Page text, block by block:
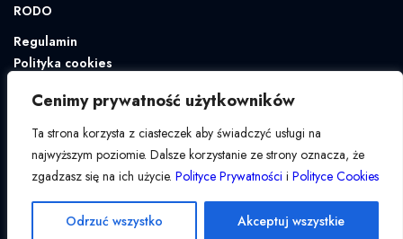
Cenimy prywatność użytkowników
Ta strona korzysta z ciasteczek aby świadczyć usługi na
najwyższym poziomie. Dalsze korzystanie ze strony oznacza, że
zgadzasz się na ich użycie. Polityce Prywatności i Polityce Cookies
Odrzuć wszystko Akceptuj wszystkie
RODO
Regulamin
Polityka cookies
© Copyright 2018–2026 Park Wysokiej Księgowości